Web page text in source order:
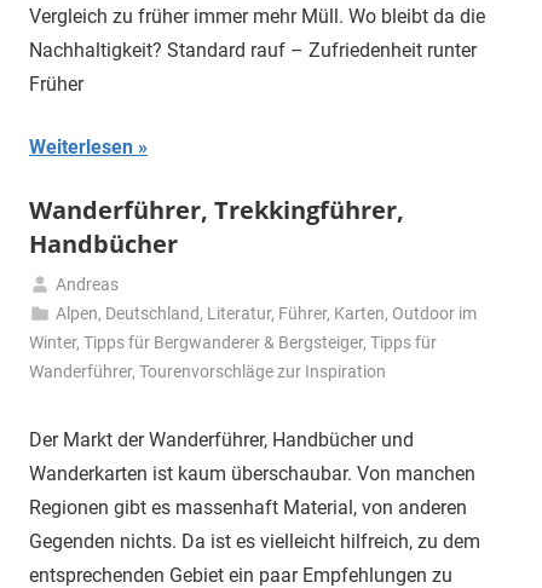
Vergleich zu früher immer mehr Müll. Wo bleibt da die
Nachhaltigkeit? Standard rauf – Zufriedenheit runter
Früher
Weiterlesen
Wanderführer, Trekkingführer,
Handbücher
4.
November
2019
Andreas
Alpen, Deutschland, Literatur, Führer, Karten, Outdoor im
Winter, Tipps für Bergwanderer & Bergsteiger, Tipps für
Wanderführer, Tourenvorschläge zur Inspiration
Der Markt der Wanderführer, Handbücher und
Wanderkarten ist kaum überschaubar. Von manchen
Regionen gibt es massenhaft Material, von anderen
Gegenden nichts. Da ist es vielleicht hilfreich, zu dem
entsprechenden Gebiet ein paar Empfehlungen zu